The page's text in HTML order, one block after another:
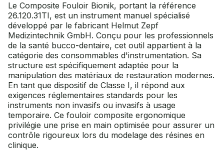
Le Composite Fouloir Bionik, portant la référence
26.120.31TI, est un instrument manuel spécialisé
développé par le fabricant Helmut Zepf
Medizintechnik GmbH. Conçu pour les professionnels
de la santé bucco-dentaire, cet outil appartient à la
catégorie des consommables d'instrumentation. Sa
structure est spécifiquement adaptée pour la
manipulation des matériaux de restauration modernes.
En tant que dispositif de Classe I, il répond aux
exigences réglementaires standards pour les
instruments non invasifs ou invasifs à usage
temporaire. Ce fouloir composite ergonomique
privilégie une prise en main optimisée pour assurer un
contrôle rigoureux lors du modelage des résines en
clinique.